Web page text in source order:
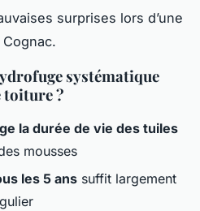
surprises lors d’une
Cognac.
systématique
toiture ?
la durée de vie des tuiles
mousses
les 5 ans suffit largement